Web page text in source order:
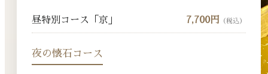
昼特別コース「京」 7,700円 （税込）
夜の懐石コース